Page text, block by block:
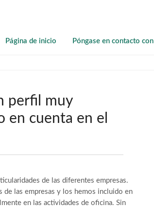
Página de inicio Póngase en contacto con
perfil muy
en cuenta en el
de las diferentes empresas.
de las empresas y los hemos incluido en
en las actividades de oficina. Sin